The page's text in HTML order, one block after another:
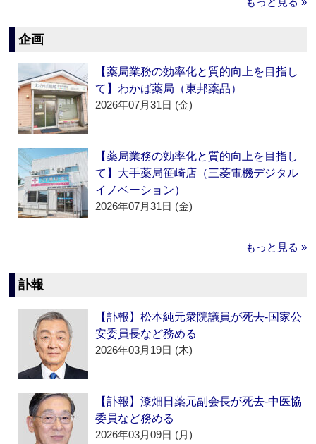
企画
【薬局業務の効率化と質的向上を目指し
て】わかば薬局（東邦薬品）
2026年07月31日 (金)
【薬局業務の効率化と質的向上を目指し
て】大手薬局笹崎店（三菱電機デジタル
イノベーション）
2026年07月31日 (金)
もっと見る »
訃報
【訃報】松本純元衆院議員が死去‐国家公
安委員長など務める
2026年03月19日 (木)
【訃報】漆畑日薬元副会長が死去‐中医協
委員など務める
2026年03月09日 (月)